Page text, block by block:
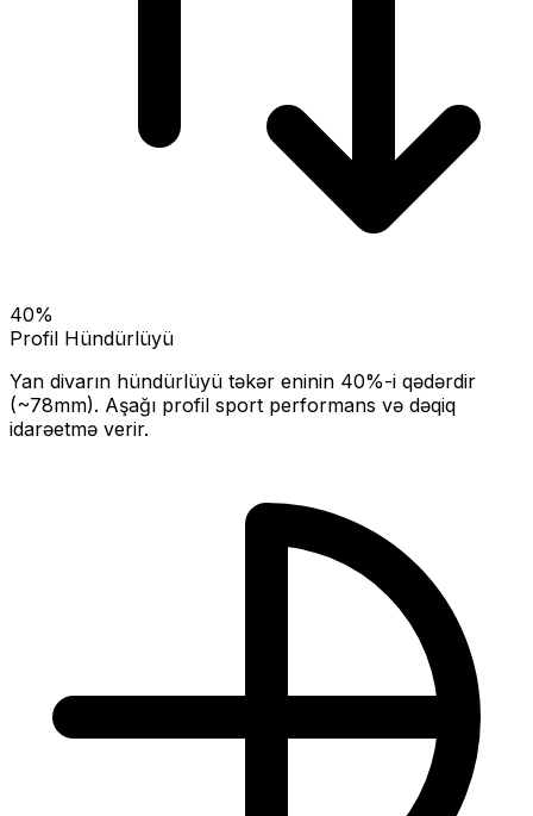
40%
Profil Hündürlüyü
Yan divarın hündürlüyü təkər eninin 40%-i qədərdir
(~78mm). Aşağı profil sport performans və dəqiq
idarəetmə verir.